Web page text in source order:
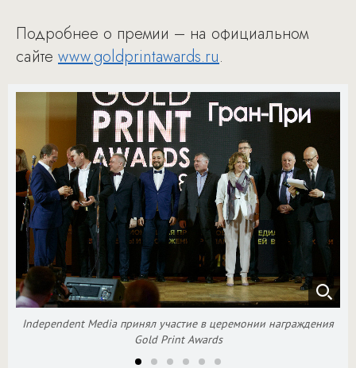
Подробнее о премии – на официальном
сайте www.goldprintawards.ru.
Independent Media принял участие в церемонии награждения
Gold Print Awards